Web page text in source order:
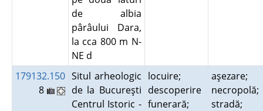
de albia
pârâului Dara,
la cca 800 m N-
NE d
179132.150
8
Situl arheologic
de la Bucureşti
Centrul Istoric -
locuire;
descoperire
funerară;
aşezare;
necropolă;
stradă;